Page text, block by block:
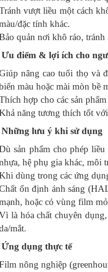
vượt liều một cách
đặc tính khác.
quản nơi khô ráo,
Ưu điểm & lợi ích cho
nâng cao tuổi thọ và
màu hoặc mài mòn bề
hợp cho các sản
năng tương thích tốt
Những lưu ý khi sử dụng
sản phẩm cho phép
hệ phụ gia khác, môi
dùng trong các ứng
ổn định ánh sáng
hoặc có vùng film
là hóa chất chuyên
mắt.
Ứng dụng thực tế
nông nghiệp